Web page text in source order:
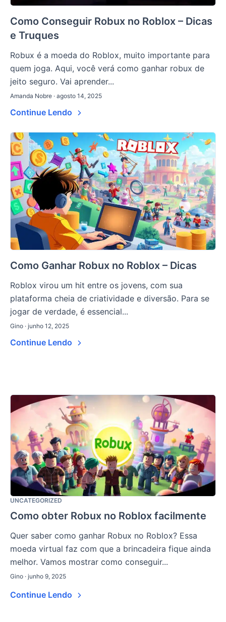
Como Conseguir Robux no Roblox – Dicas
e Truques
Robux é a moeda do Roblox, muito importante para
quem joga. Aqui, você verá como ganhar robux de
jeito seguro. Vai aprender...
Amanda Nobre · agosto 14, 2025
Continue Lendo
Como Ganhar Robux no Roblox – Dicas
Roblox virou um hit entre os jovens, com sua
plataforma cheia de criatividade e diversão. Para se
jogar de verdade, é essencial...
Gino · junho 12, 2025
Continue Lendo
UNCATEGORIZED
Como obter Robux no Roblox facilmente
Quer saber como ganhar Robux no Roblox? Essa
moeda virtual faz com que a brincadeira fique ainda
melhor. Vamos mostrar como conseguir...
Gino · junho 9, 2025
Continue Lendo